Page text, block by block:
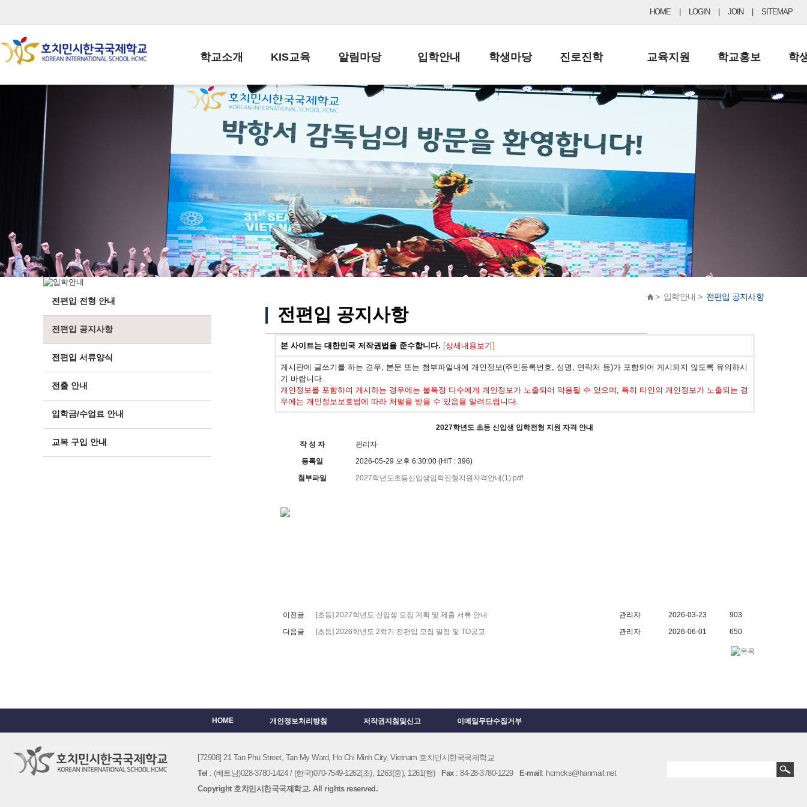
HOME LOGIN JOIN SITEMAP
학교소개
학교장인사말
학교상징
학교연혁
교직원현황
학생현황
위치/전화
전경사진
KIS교육
교육목표
학사일정
일과시간표
성과평가자료
알림마당
공지사항
납부금 안내
스쿨버스 운행 안내
급식안내
서식자료실
학부모방
정기고사 기출문제
입학안내
전-편입 서류양식
입학금/수업료
교복구입안내
학생마당
학생생활규정
학교신문
자율진로동아리
유초등 소식지
진로진학
공지사항 및 입시자료
드림레터
교육지원
행정실
학교운영위원회
학교건축기금
학교홍보
보도자료
학
전편입 전형 안내
전편입 공지사항
전편입 서류양식
전출 안내
입학금/수업료 안내
교복 구입 안내
> 입학안내 > 전편입 공지사항
전편입 공지사항
본 사이트는 대한민국 저작권법을 준수합니다. [상세내용보기]
게시판에 글쓰기를 하는 경우, 본문 또는 첨부파일내에 개인정보(주민등록번호, 성명, 연락처 등)가 포함되어 게시되지 않도록 유의하시
기 바랍니다.
개인정보를 포함하여 게시하는 경우에는 불특정 다수에게 개인정보가 노출되어 악용될 수 있으며, 특히 타인의 개인정보가 노출되는 경
우에는 개인정보보호법에 따라 처벌을 받을 수 있음을 알려드립니다.
2027학년도 초등 신입생 입학전형 지원 자격 안내
작 성 자
관리자
등록일
2026-05-29 오후 6:30:00 (HIT : 396)
첨부파일
2027학년도초등신입생입학전형지원자격안내(1).pdf
이전글 [초등] 2027학년도 신입생 모집 계획 및 제출 서류 안내 관리자 2026-03-23
903
다음글
[초등] 2026학년도 2학기 전편입 모집 일정 및 TO공고 관리자 2026-06-01 650
HOME 개인정보처리방침 저작권지침및신고 이메일무단수집거부
[72908] 21 Tan Phu Street, Tan My Ward, Ho Chi Minh City, Vietnam 호치민시한국국제학교
Tel : (베트남)028-3780-1424 / (한국)070-7549-1262(초), 1263(중), 1261(행) Fax: 84-28-3780-1229 E-mail : hcmcks@hanmail.net
Copyright 호치민시한국국제학교. All rights reserved.